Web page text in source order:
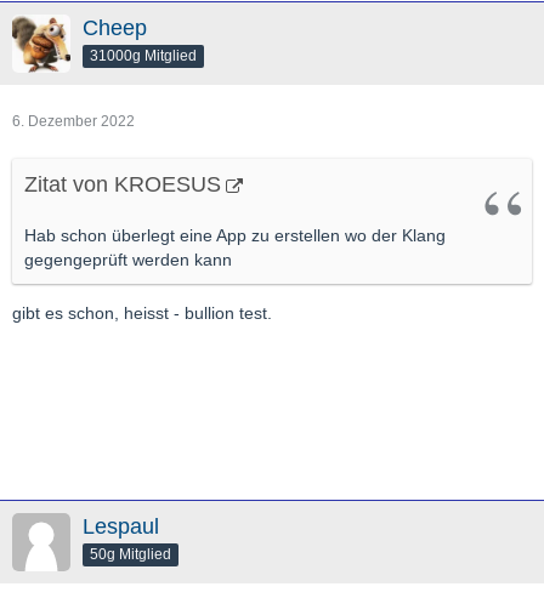
Cheep
31000g Mitglied
6. Dezember 2022
Zitat von KROESUS
Hab schon überlegt eine App zu erstellen wo der Klang
gegengeprüft werden kann
gibt es schon, heisst - bullion test.
Lespaul
50g Mitglied